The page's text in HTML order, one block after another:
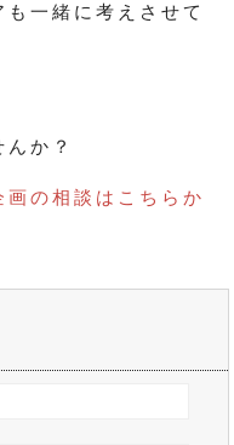
一緒に考えさせて
か？
の相談はこちらか